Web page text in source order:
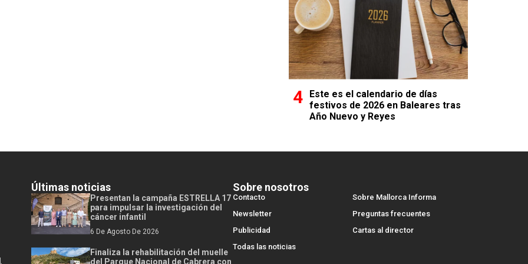
Este es el calendario de días
festivos de 2026 en Baleares tras
Año Nuevo y Reyes
Últimas noticias
Presentan la campaña ESTRELLA 17
para impulsar la investigación del
cáncer infantil
6 De Agosto De 2026
Finaliza la rehabilitación del muelle
del Parque Nacional de Cabrera con
Sobre nosotros
Contacto
Sobre Mallorca Informa
Newsletter
Preguntas frecuentes
Publicidad
Cartas al director
Todas las noticias